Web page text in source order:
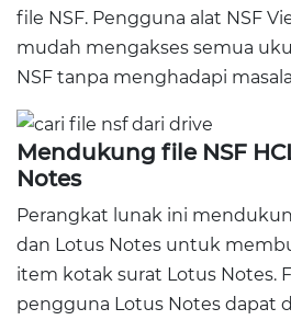
file NSF. Pengguna alat NSF
mudah mengakses semua
NSF tanpa menghadapi
Mendukung file NSF
Notes
Perangkat lunak ini
dan Lotus Notes untuk
item kotak surat Lotus Notes.
pengguna Lotus Notes dapat